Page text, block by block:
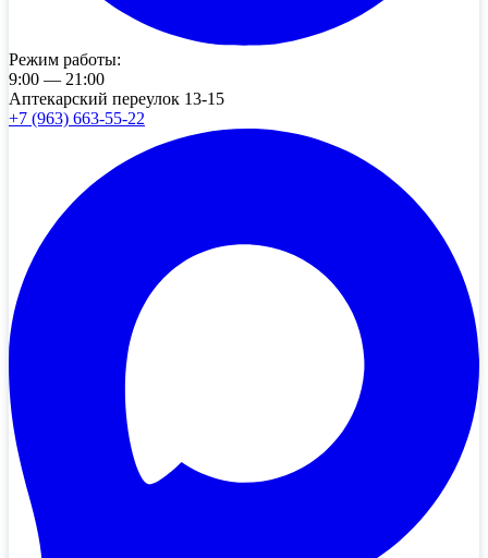
Режим работы:
9:00 — 21:00
Аптекарский переулок 13-15
+7 (963) 663-55-22